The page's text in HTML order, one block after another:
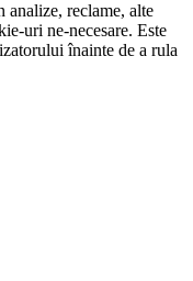
analize, reclame, alte
uri ne-necesare. Este
înainte de a rula